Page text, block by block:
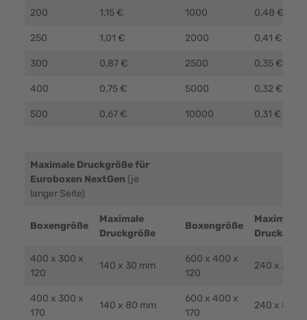
200 1,15 € 1000 0,48 €
250 1,01 € 2000 0,41 €
300 0,87 € 2500 0,35 €
400 0,75 € 5000 0,32 €
500 0,67 € 10000 0,31 €
Maximale Druckgröße für
Euroboxen NextGen (je
langer Seite)
Boxengröße
Maximale
Druckgröße
Boxengröße
Maximale
400 x 300 x
120
140 x 30 mm
600 x 400 x
120
240 x 30
400 x 300 x
170
140 x 80 mm
600 x 400 x
170
240 x 80